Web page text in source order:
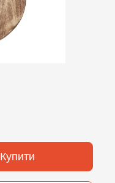
Купити